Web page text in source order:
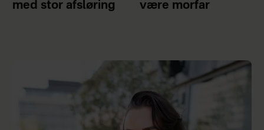
med stor afsløring
være morfar